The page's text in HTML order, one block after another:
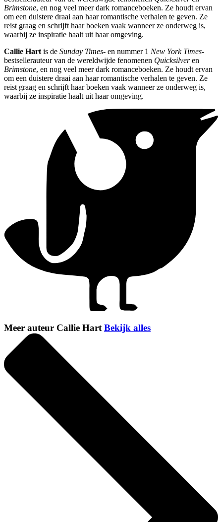
Brimstone, en nog veel meer dark romanceboeken. Ze houdt ervan
om een duistere draai aan haar romantische verhalen te geven. Ze
reist graag en schrijft haar boeken vaak wanneer ze onderweg is,
waarbij ze inspiratie haalt uit haar omgeving.
Callie Hartis de Sunday Times- en nummer 1 New York Times-
bestsellerauteur van de wereldwijde fenomenen Quicksilveren
Brimstone, en nog veel meer dark romanceboeken. Ze houdt ervan
om een duistere draai aan haar romantische verhalen te geven. Ze
reist graag en schrijft haar boeken vaak wanneer ze onderweg is,
waarbij ze inspiratie haalt uit haar omgeving.
Meer auteur Callie Hart Bekijk alles